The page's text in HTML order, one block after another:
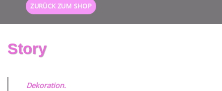
ZURÜCK ZUM SHOP
Story
Dekoration.